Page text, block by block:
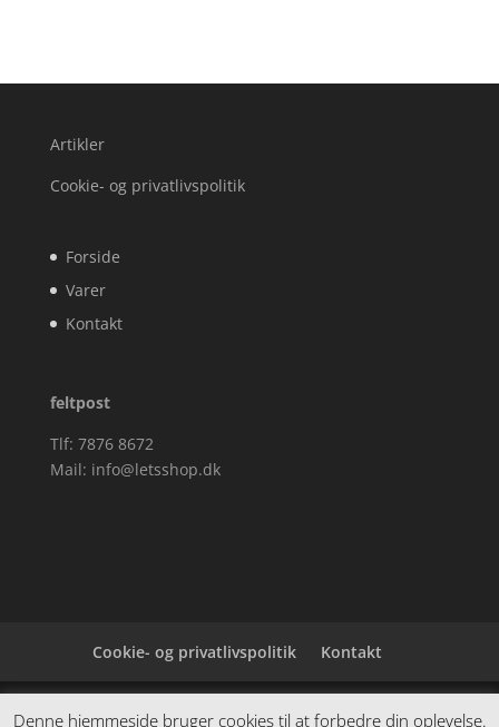
Artikler
Cookie- og privatlivspolitik
Forside
Varer
Kontakt
feltpost
Tlf: 7876 8672
Mail: info@letsshop.dk
Cookie- og privatlivspolitik Kontakt
Denne hjemmeside samler et bredt udvalg af
Denne hjemmeside bruger cookies til at forbedre din oplevelse.